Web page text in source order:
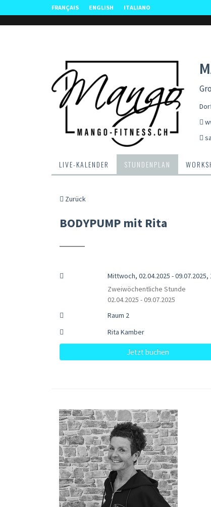
FRANÇAIS ENGLISH ITALIANO
LIVE-KALENDER STUNDENPLAN
Zurück
BODYPUMP mit Rita
Mittwoch, 02.04.2025 - 09.07.2025,
Zweiwöchentliche Stunde
02.04.2025 - 09.07.2025
Raum 2
Rita Kamber
Jetzt buchen